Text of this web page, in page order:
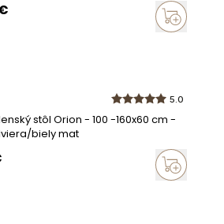
5.0
stôl Orion - 100 -160x60 cm -
biely mat